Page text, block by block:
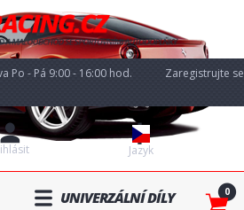
Po - Pá 9:00 - 16:00 hod.
Jazyk
Zaregistrujte se
UNIVERZÁLNÍ DÍLY 0